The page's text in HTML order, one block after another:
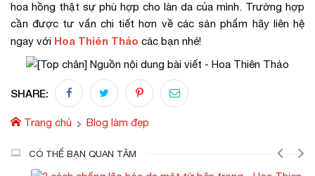
hoa hồng thật sự phù hợp cho làn da của mình. Trường hợp
cần được tư vấn chi tiết hơn về các sản phẩm hãy liên hệ
ngay với Hoa Thiên Thảo các bạn nhé!
SHARE:
Trang chủ Blog làm đẹp
CÓ THỂ BẠN QUAN TÂM